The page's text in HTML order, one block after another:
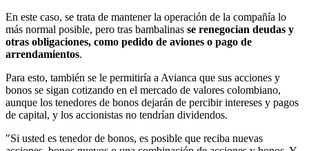
En este caso, se trata de mantener la operación de la compañía lo
más normal posible, pero tras bambalinas se renegocian deudas y
otras obligaciones, como pedido de aviones o pago de
arrendamientos.
Para esto, también se le permitiría a Avianca que sus acciones y
bonos se sigan cotizando en el mercado de valores colombiano,
aunque los tenedores de bonos dejarán de percibir intereses y pagos
de capital, y los accionistas no tendrían dividendos.
"Si usted es tenedor de bonos, es posible que reciba nuevas